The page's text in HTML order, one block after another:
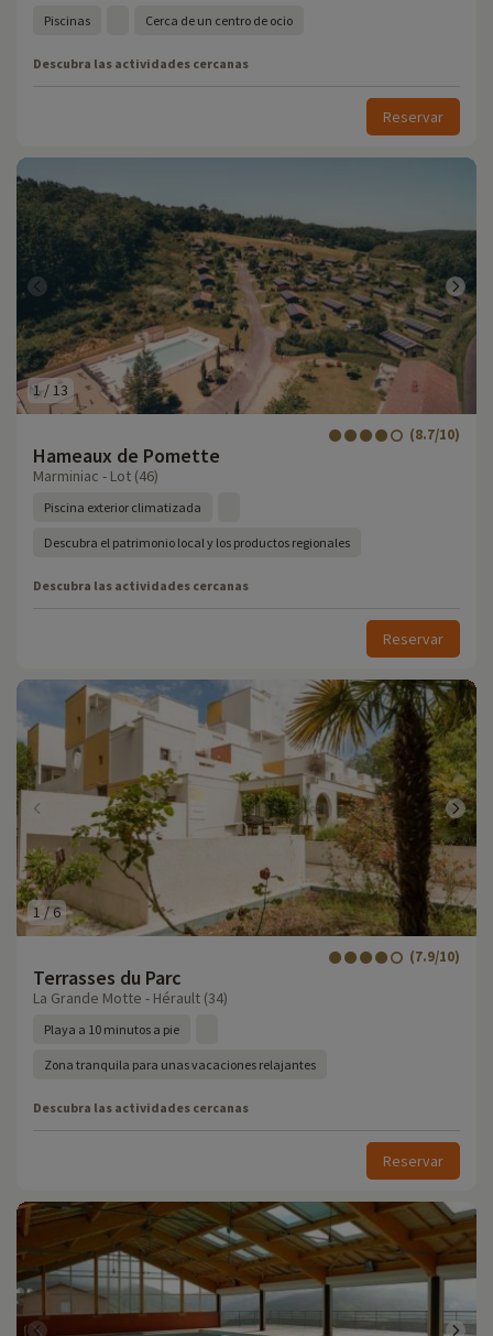
Piscinas Cerca de un centro de ocio
Descubra las actividades cercanas
Reservar
1 / 13
Hameaux de Pomette
(8.7/10)
Marminiac - Lot (46)
Piscina exterior climatizada
Descubra el patrimonio local y los productos regionales
Descubra las actividades cercanas
Reservar
1 /6
Terrasses du Parc
(7.9/10)
La Grande Motte - Hérault (34)
Playa a 10 minutos a pie
Zona tranquila para unas vacaciones relajantes
Descubra las actividades cercanas
Reservar